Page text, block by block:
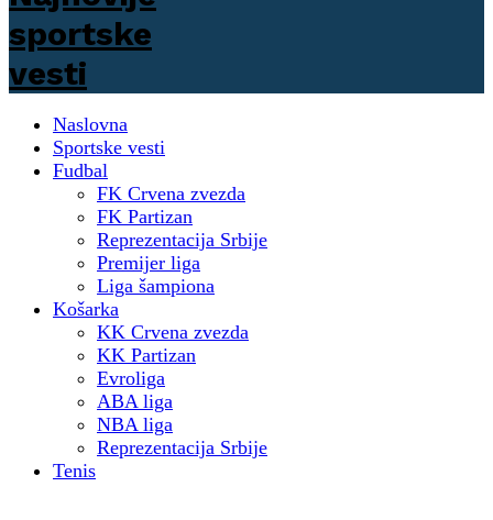
Naslovna
Sportske vesti
Fudbal
FK Crvena zvezda
FK Partizan
Reprezentacija Srbije
Premijer liga
Liga šampiona
Košarka
KK Crvena zvezda
KK Partizan
Evroliga
ABA liga
NBA liga
Reprezentacija Srbije
Tenis